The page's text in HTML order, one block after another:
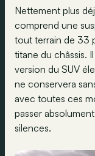
Nettement plus
comprend une
tout terrain de 33
titane du châssis.
version du SUV
ne conservera
avec toutes ces
passer
silences.